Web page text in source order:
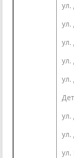
ул.
ул.
ул.
ул.
ул.
ул.